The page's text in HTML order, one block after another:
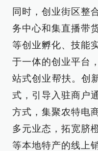
同时，创业街区整
务中心和集直播带
等创业孵化、技能
于一体的创业平台
站式创业帮扶。创
式，引导入驻商户
方式，集聚农特电
多元业态，拓宽脐
等本地特产的线上